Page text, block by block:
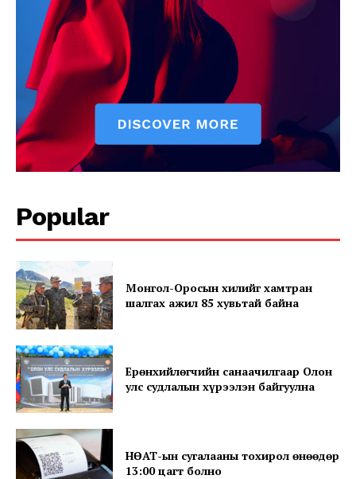
Magazine PRO
Popular
Монгол-Оросын хилийг хамтран
шалгах ажил 85 хувьтай байна
Ерөнхийлөгчийн санаачилгаар Олон
улс судлалын хүрээлэн байгуулна
НӨАТ-ын сугалааны тохирол өнөөдөр
13:00 цагт болно